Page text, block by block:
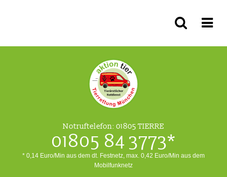
Notruftelefon: 01805 TIERRE
01805 84 3773*
* 0,14 Euro/Min aus dem dt. Festnetz, max. 0,42 Euro/Min aus dem
Mobilfunknetz